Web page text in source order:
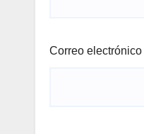
Correo electrónico